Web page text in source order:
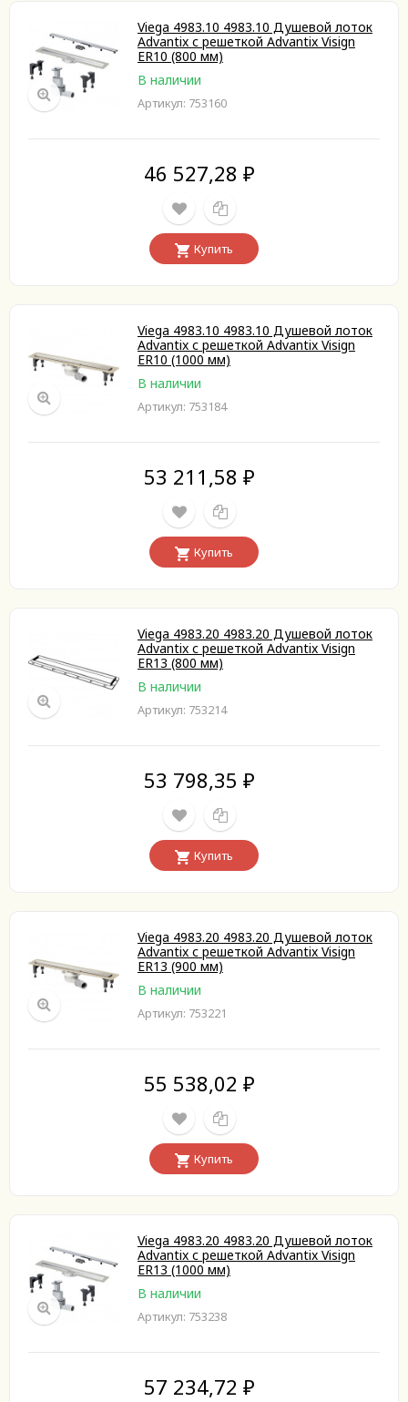
Viega 4983.10 4983.10 Душевой лоток
Advantix с решеткой Advantix Visign
ER10 (800 мм)
В наличии
Артикул: 753160
46 527,28 ₽
Купить
Viega 4983.10 4983.10 Душевой лоток
Advantix с решеткой Advantix Visign
ER10 (1000 мм)
В наличии
Артикул: 753184
53 211,58 ₽
Купить
Viega 4983.20 4983.20 Душевой лоток
Advantix с решеткой Advantix Visign
ER13 (800 мм)
В наличии
Артикул: 753214
53 798,35 ₽
Купить
Viega 4983.20 4983.20 Душевой лоток
Advantix с решеткой Advantix Visign
ER13 (900 мм)
В наличии
Артикул: 753221
55 538,02 ₽
Купить
Viega 4983.20 4983.20 Душевой лоток
Advantix с решеткой Advantix Visign
ER13 (1000 мм)
В наличии
Артикул: 753238
57 234,72 ₽